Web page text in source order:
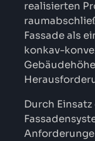
realisierten
Fassade als
konkav-
Durch